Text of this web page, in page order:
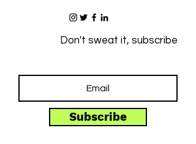
Don't sweat it, subscribe
Subscribe